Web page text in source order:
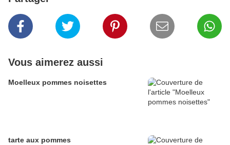
Vous aimerez aussi
Moelleux pommes noisettes
tarte aux pommes